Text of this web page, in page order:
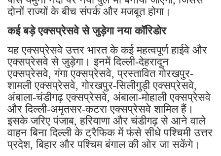
दोनों राज्यों के बीच संपर्क और मजबूत होगा।
कई बड़े एक्सप्रेसवे से जुड़ेगा नया कॉरिडोर
यह एक्सप्रेसवे उत्तर भारत के कई महत्वपूर्ण हाईवे और
एक्सप्रेसवे से जुड़ेगा। इनमें दिल्ली-देहरादून
एक्सप्रेसवे, गंगा एक्सप्रेसवे, प्रस्तावित गोरखपुर-
शामली एक्सप्रेसवे, गोरखपुर-सिलीगुड़ी एक्सप्रेसवे,
अंबाला-चंडीगढ़ एक्सप्रेसवे, अंबाला-मोहाली एक्सप्रेसवे
और दिल्ली-अमृतसर-कटरा एक्सप्रेसवे शामिल हैं।
इसके जरिए पंजाब, हरियाणा और चंडीगढ़ से आने वाले
वाहन बिना दिल्ली के ट्रैफिक में फंसे सीधे पश्चिमी उत्तर
प्रदेश, बिहार और पश्चिम बंगाल की ओर जा सकेंगे।